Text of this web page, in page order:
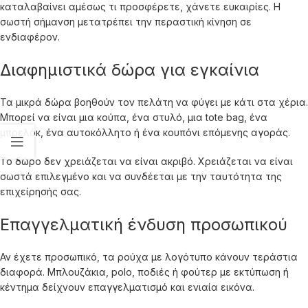
καταλαβαίνει αμέσως τι προσφέρετε, χάνετε ευκαιρίες. Η
σωστή σήμανση μετατρέπει την περαστική κίνηση σε
ενδιαφέρον.
Διαφημιστικά δώρα για εγκαίνια
Τα μικρά δώρα βοηθούν τον πελάτη να φύγει με κάτι στα χέρια.
Μπορεί να είναι μια κούπα, ένα στυλό, μια tote bag, ένα
μπρελόκ, ένα αυτοκόλλητο ή ένα κουπόνι επόμενης αγοράς.
Το δώρο δεν χρειάζεται να είναι ακριβό. Χρειάζεται να είναι
σωστά επιλεγμένο και να συνδέεται με την ταυτότητα της
επιχείρησής σας.
Επαγγελματική ένδυση προσωπικού
Αν έχετε προσωπικό, τα ρούχα με λογότυπο κάνουν τεράστια
διαφορά. Μπλουζάκια, polo, ποδιές ή φούτερ με εκτύπωση ή
κέντημα δείχνουν επαγγελματισμό και ενιαία εικόνα.